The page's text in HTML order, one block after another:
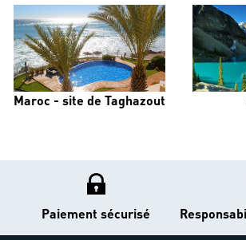
Maroc - site de Taghazout
Paiement sécurisé